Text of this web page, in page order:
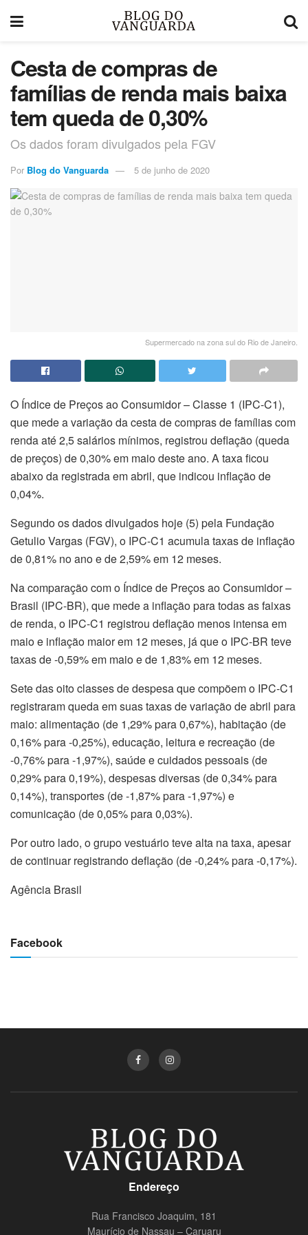
Cesta de compras de
famílias de renda mais baixa
tem queda de 0,30%
Os dados foram divulgados pela FGV
Por Blog do Vanguarda 5 de junho de 2020
Supermercado na zona sul do Rio de Janeiro.
O Índice de Preços ao Consumidor – Classe 1 (IPC-C1),
que mede a variação da cesta de compras de famílias com
renda até 2,5 salários mínimos, registrou deflação (queda
de preços) de 0,30% em maio deste ano. A taxa ficou
abaixo da registrada em abril, que indicou inflação de
0,04%.
Segundo os dados divulgados hoje (5) pela Fundação
Getulio Vargas (FGV), o IPC-C1 acumula taxas de inflação
de 0,81% no ano e de 2,59% em 12 meses.
Na comparação com o Índice de Preços ao Consumidor –
Brasil (IPC-BR), que mede a inflação para todas as faixas
de renda, o IPC-C1 registrou deflação menos intensa em
maio e inflação maior em 12 meses, já que o IPC-BR teve
taxas de -0,59% em maio e de 1,83% em 12 meses.
Sete das oito classes de despesa que compõem o IPC-C1
registraram queda em suas taxas de variação de abril para
maio: alimentação (de 1,29% para 0,67%), habitação (de
0,16% para -0,25%), educação, leitura e recreação (de
-0,76% para -1,97%), saúde e cuidados pessoais (de
0,29% para 0,19%), despesas diversas (de 0,34% para
0,14%), transportes (de -1,87% para -1,97%) e
comunicação (de 0,05% para 0,03%).
Por outro lado, o grupo vestuário teve alta na taxa, apesar
de continuar registrando deflação (de -0,24% para -0,17%).
Agência Brasil
Facebook
Endereço
Rua Francisco Joaquim, 181
Maurício de Nassau – Caruaru